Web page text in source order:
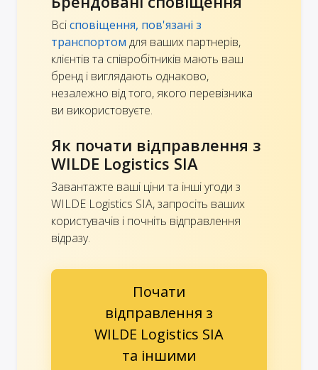
Всісповіщення, пов'язані з
транспортом для ваших партнерів,
клієнтів та співробітників мають ваш
бренд і виглядають однаково,
незалежно від того, якого перевізника
ви використовуєте.
Як почати відправлення з
WILDE Logistics SIA
Завантажте ваші ціни та інші угоди з
WILDE Logistics SIA, запросіть ваших
користувачів і почніть відправлення
відразу.
Почати
відправлення з
WILDE Logistics SIA
та іншими